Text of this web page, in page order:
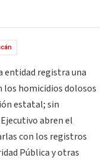
entidad registra una
los homicidios dolosos
estatal; sin
abren el
con los registros
Pública y otras